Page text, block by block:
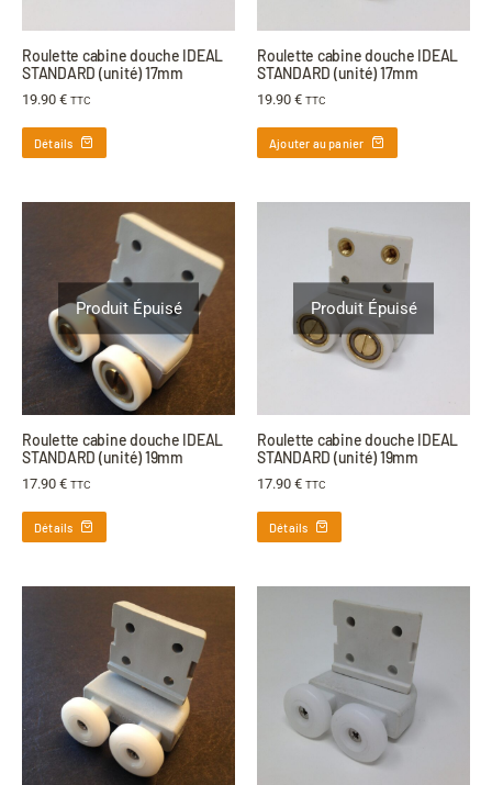
Roulette cabine douche IDEAL
STANDARD (unité) 17mm
19.90 € TTC
Détails
Roulette cabine douche IDEAL
STANDARD (unité) 17mm
19.90 € TTC
Ajouter au panier
Produit Épuisé
Roulette cabine douche IDEAL
STANDARD (unité) 19mm
17.90 € TTC
Détails
Produit Épuisé
Roulette cabine douche IDEAL
STANDARD (unité) 19mm
17.90 € TTC
Détails